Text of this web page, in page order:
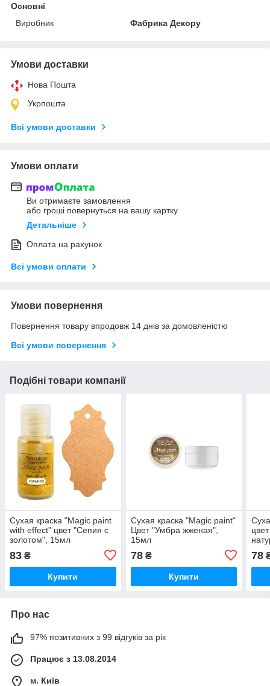
Основні
Виробник
Фабрика Декору
Умови доставки
Нова Пошта
Укрпошта
Всі умови доставки
Умови оплати
Ви отримаєте замовлення
або гроші повернуться на вашу картку
Детальніше
Оплата на рахунок
Всі умови оплати
Умови повернення
Повернення товару впродовж 14 днів за домовленістю
Всі умови повернення
Подібні товари компанії
Сухая краска "Magic paint
with effect" цвет "Сепия с
золотом", 15мл
83 ₴
Купити
Сухая краска "Magic paint"
Цвет "Умбра жженая",
15мл
78₴
Купити
78
Про нас
97% позитивних з 99 відгуків за рік
Працює з 13.08.2014
м. Київ